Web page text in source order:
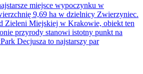
miejsce wypoczynku w
9,69 ha w dzielnicy Zwierzyniec.
Zieleni Miejskiej w Krakowie, obiekt ten
przyrody stanowi istotny punkt na
Decjusza to najstarszy par